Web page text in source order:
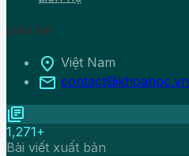
Liên hệ
location_on Việt Nam
mail contact@khoahoc.vn
library_books
1,271+
Bài viết xuất bản